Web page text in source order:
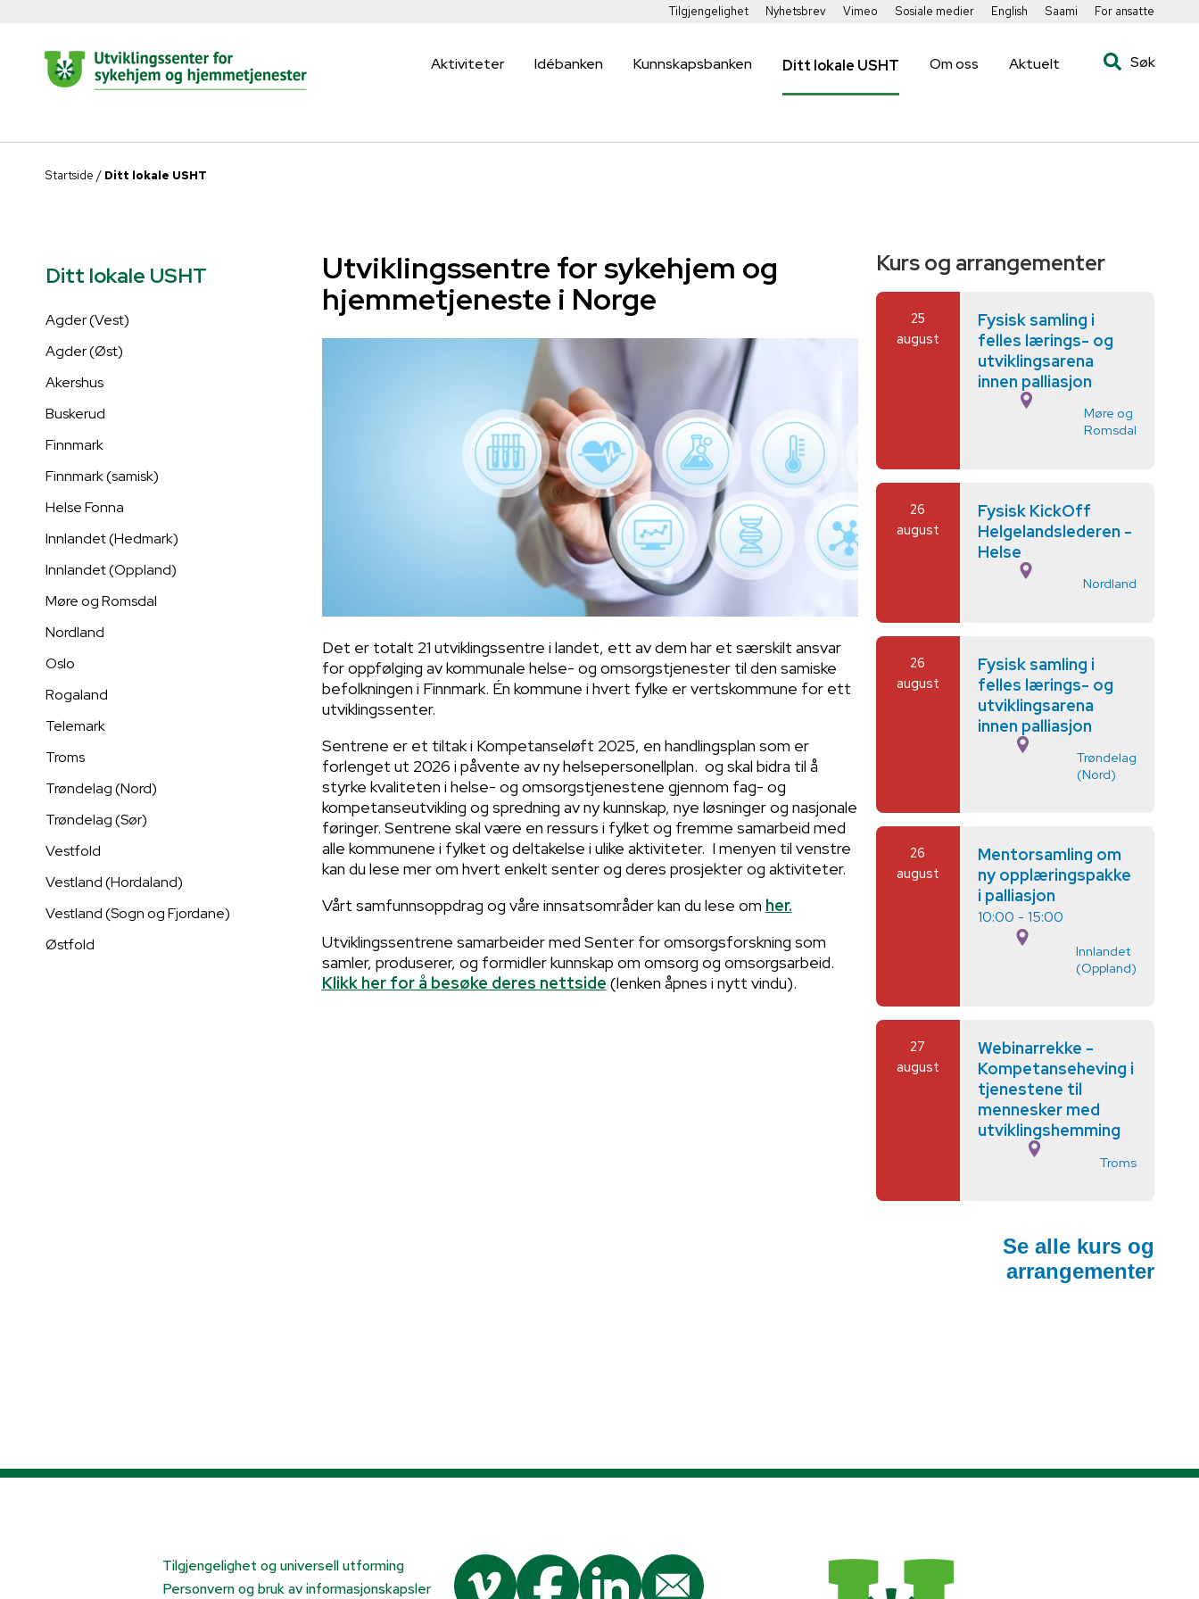
Tilgjengelighet Nyhetsbrev Vimeo Sosiale medier English Saami For ansatte
Aktiviteter Idébanken Kunnskapsbanken Ditt lokale USHT Om oss Aktuelt Søk
Startside / Ditt lokale USHT
Ditt lokale USHT
Agder (Vest)
Agder (Øst)
Akershus
Buskerud
Finnmark
Finnmark (samisk)
Helse Fonna
Innlandet (Hedmark)
Innlandet (Oppland)
Møre og Romsdal
Nordland
Oslo
Rogaland
Telemark
Troms
Trøndelag (Nord)
Trøndelag (Sør)
Vestfold
Vestland (Hordaland)
Vestland (Sogn og Fjordane)
Østfold
Utviklingssentre for sykehjem og
hjemmetjeneste i Norge
Det er totalt 21 utviklingssentre i landet, ett av dem har et særskilt ansvar
for oppfølging av kommunale helse- og omsorgstjenester til den samiske
befolkningen i Finnmark. Én kommune i hvert fylke er vertskommune for ett
utviklingssenter.
Sentrene er et tiltak i Kompetanseløft 2025, en handlingsplan som er
forlenget ut 2026 i påvente av ny helsepersonellplan. og skal bidra til å
styrke kvaliteten i helse- og omsorgstjenestene gjennom fag- og
kompetanseutvikling og spredning av ny kunnskap, nye løsninger og nasjonale
føringer. Sentrene skal være en ressurs i fylket og fremme samarbeid med
alle kommunene i fylket og deltakelse i ulike aktiviteter. I menyen til venstre
kan du lese mer om hvert enkelt senter og deres prosjekter og aktiviteter.
Vårt samfunnsoppdrag og våre innsatsområder kan du lese om her.
Utviklingssentrene samarbeider med Senter for omsorgsforskning som
samler, produserer, og formidler kunnskap om omsorg og omsorgsarbeid.
Klikk her for å besøke deres nettside (lenken åpnes i nytt vindu).
Kurs og arrangementer
25
august
Fysisk samling i
felles lærings- og
utviklingsarena
innen palliasjon
Møre og
Romsdal
26
august
Fysisk KickOff
Helgelandslederen -
Helse
Nordland
26
august
Fysisk samling i
felles lærings- og
utviklingsarena
innen palliasjon
Trøndelag
(Nord)
26
august
Mentorsamling om
ny opplæringspakke
i palliasjon
10:00 - 15:00
Innlandet
(Oppland)
27
august
Webinarrekke -
Kompetanseheving i
tjenestene til
mennesker med
utviklingshemming
Troms
Se alle kurs og
arrangementer
Tilgjengelighet og universell utforming
Personvern og bruk av informasjonskapsler